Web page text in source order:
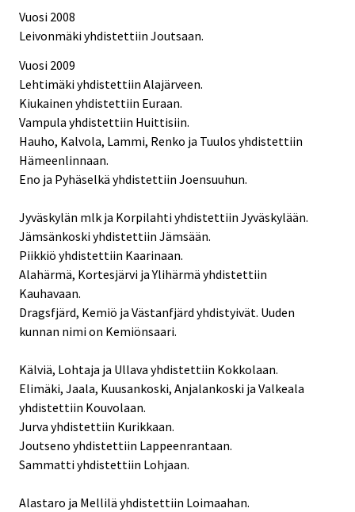
Vuosi 2008
Leivonmäki yhdistettiin Joutsaan.
Vuosi 2009
Lehtimäki yhdistettiin Alajärveen.
Kiukainen yhdistettiin Euraan.
Vampula yhdistettiin Huittisiin.
Hauho, Kalvola, Lammi, Renko ja Tuulos yhdistettiin
Hämeenlinnaan.
Eno ja Pyhäselkä yhdistettiin Joensuuhun.
Jyväskylän mlk ja Korpilahti yhdistettiin Jyväskylään.
Jämsänkoski yhdistettiin Jämsään.
Piikkiö yhdistettiin Kaarinaan.
Alahärmä, Kortesjärvi ja Ylihärmä yhdistettiin
Kauhavaan.
Dragsfjärd, Kemiö ja Västanfjärd yhdistyivät. Uuden
kunnan nimi on Kemiönsaari.
Kälviä, Lohtaja ja Ullava yhdistettiin Kokkolaan.
Elimäki, Jaala, Kuusankoski, Anjalankoski ja Valkeala
yhdistettiin Kouvolaan.
Jurva yhdistettiin Kurikkaan.
Joutseno yhdistettiin Lappeenrantaan.
Sammatti yhdistettiin Lohjaan.
Alastaro ja Mellilä yhdistettiin Loimaahan.